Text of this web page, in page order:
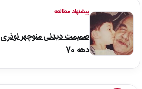
پیشنهاد مطالعه
صمیمت دیدنی منوچهر نوذری
دهه 70